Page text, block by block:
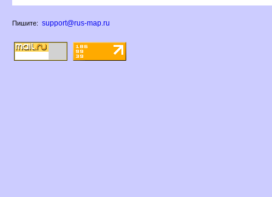
Пишите: support@rus-map.ru